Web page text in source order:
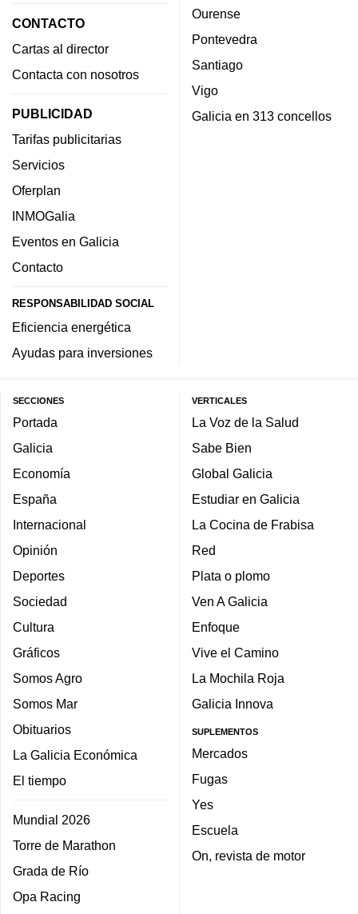
CONTACTO
Cartas al director
Contacta con nosotros
PUBLICIDAD
Tarifas publicitarias
Servicios
Oferplan
INMOGalia
Eventos en Galicia
Contacto
RESPONSABILIDAD SOCIAL
Eficiencia energética
Ayudas para inversiones
Ourense
Pontevedra
Santiago
Vigo
Galicia en 313 concellos
SECCIONES
Portada
Galicia
Economía
España
Internacional
Opinión
Deportes
Sociedad
Cultura
Gráficos
Somos Agro
Somos Mar
Obituarios
La Galicia Económica
El tiempo
Mundial 2026
Torre de Marathon
Grada de Río
Opa Racing
VERTICALES
La Voz de la Salud
Sabe Bien
Global Galicia
Estudiar en Galicia
La Cocina de Frabisa
Red
Plata o plomo
Ven A Galicia
Enfoque
Vive el Camino
La Mochila Roja
Galicia Innova
SUPLEMENTOS
Mercados
Fugas
Yes
Escuela
On, revista de motor